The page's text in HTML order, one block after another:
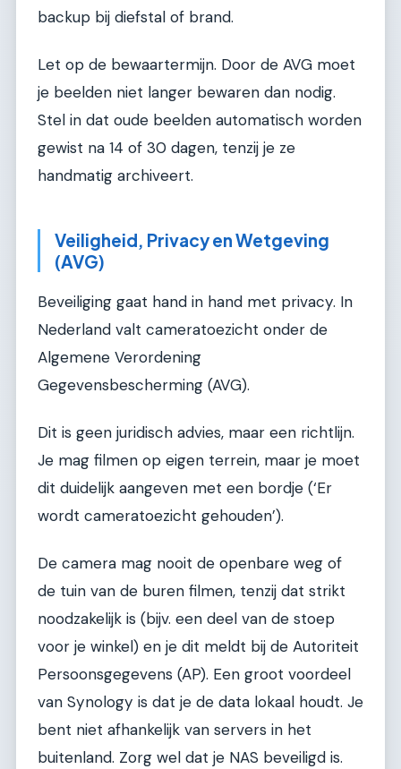
backup bij diefstal of brand.
Let op de bewaartermijn. Door de AVG moet
je beelden niet langer bewaren dan nodig.
Stel in dat oude beelden automatisch worden
gewist na 14 of 30 dagen, tenzij je ze
handmatig archiveert.
Veiligheid, Privacy en Wetgeving
(AVG)
Beveiliging gaat hand in hand met privacy. In
Nederland valt cameratoezicht onder de
Algemene Verordening
Gegevensbescherming (AVG).
Dit is geen juridisch advies, maar een richtlijn.
Je mag filmen op eigen terrein, maar je moet
dit duidelijk aangeven met een bordje (‘Er
wordt cameratoezicht gehouden’).
De camera mag nooit de openbare weg of
de tuin van de buren filmen, tenzij dat strikt
noodzakelijk is (bijv. een deel van de stoep
voor je winkel) en je dit meldt bij de Autoriteit
Persoonsgegevens (AP). Een groot voordeel
van Synology is dat je de data lokaal houdt. Je
bent niet afhankelijk van servers in het
buitenland. Zorg wel dat je NAS beveiligd is.